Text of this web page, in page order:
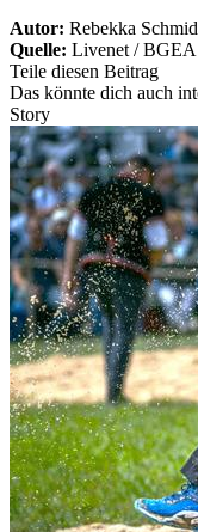
Autor: Rebekka
Quelle: Livenet / BGEA
Teile diesen Beitrag
Das könnte dich auch
Story